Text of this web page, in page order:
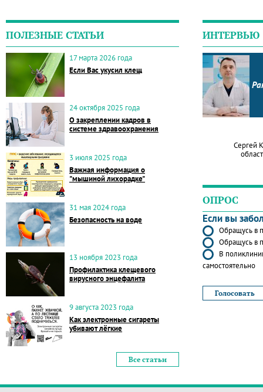
ПОЛЕЗНЫЕ СТАТЬИ
17 марта 2026 года
Если Вас укусил клещ
24 октября 2025 года
О закреплении кадров в
системе здравоохранения
3 июля 2025 года
Важная информация о
"мышиной лихорадке"
31 мая 2024 года
Безопасность на воде
13 ноября 2023 года
Профилактика клещевого
вирусного энцефалита
9 августа 2023 года
Как электронные сигареты
убивают лёгкие
Все статьи
ИНТЕРВЬЮ
Сергей
ОПРОС
Если вы
Обращусь в
Обращусь в
В
самостоятельно